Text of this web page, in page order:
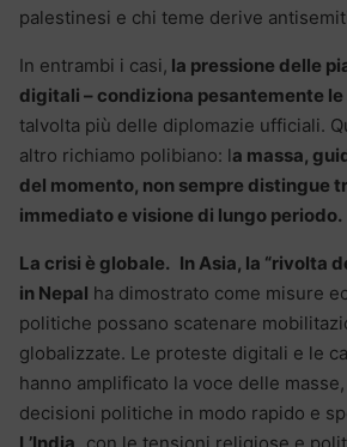
palestinesi e chi teme derive
In entrambi i casi, la pressione delle
digitali – condiziona pesantemente
talvolta più delle diplomazie ufficiali.
altro richiamo polibiano: la massa,
del momento, non sempre distingue
immediato e visione di lungo periodo.
La crisi è globale. In Asia, la “rivolta
in Nepal ha dimostrato come misure
politiche possano scatenare
globalizzate. Le proteste digitali e le
hanno amplificato la voce delle
decisioni politiche in modo rapido e